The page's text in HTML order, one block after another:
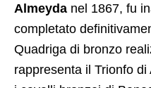
Almeyda nel 1867, fu
completato
Quadriga di bronzo
rappresenta il Trionfo